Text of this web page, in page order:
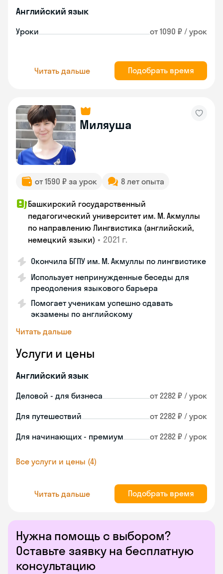
Нужна помощь с выбором?
Оставьте заявку на бесплатную
консультацию
Английский язык
Уроки от 1090 ₽ / урок
Читать дальше Подобрать время
Миляуша
от 1590 ₽ за урок 8 лет опыта
Башкирский государственный
педагогический университет им. М. Акмуллы
по направлению Лингвистика (английский,
немецкий языки) • 2021 г.
Окончила БГПУ им. М. Акмуллы по лингвистике
Использует непринужденные беседы для
преодоления языкового барьера
Помогает ученикам успешно сдавать
экзамены по английскому
Читать дальше
Услуги и цены
Английский язык
Деловой - для бизнеса от 2282 ₽ / урок
Для путешествий от 2282 ₽ / урок
Для начинающих - премиум от 2282 ₽ / урок
Все услуги и цены (4)
Читать дальше Подобрать время